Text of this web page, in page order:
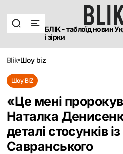
БЛІК - таблоїд новин
і зірки
blik шоу biz
Шоу BIZ
«Це мені
Наталка
деталі стосунків
Савранського